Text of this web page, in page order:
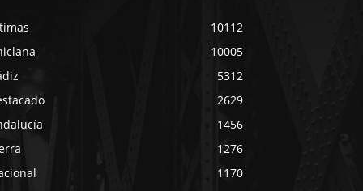
10112
10005
5312
2629
1456
1276
1170